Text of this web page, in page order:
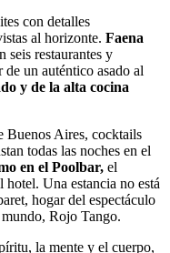
con detalles
al horizonte. Faena
seis restaurantes y
de un auténtico asado al
y de la alta cocina
Buenos Aires, cocktails
todas las noches en el
en el Poolbar, el
Una estancia no está
hogar del espectáculo
Rojo Tango.
la mente y el cuerpo,